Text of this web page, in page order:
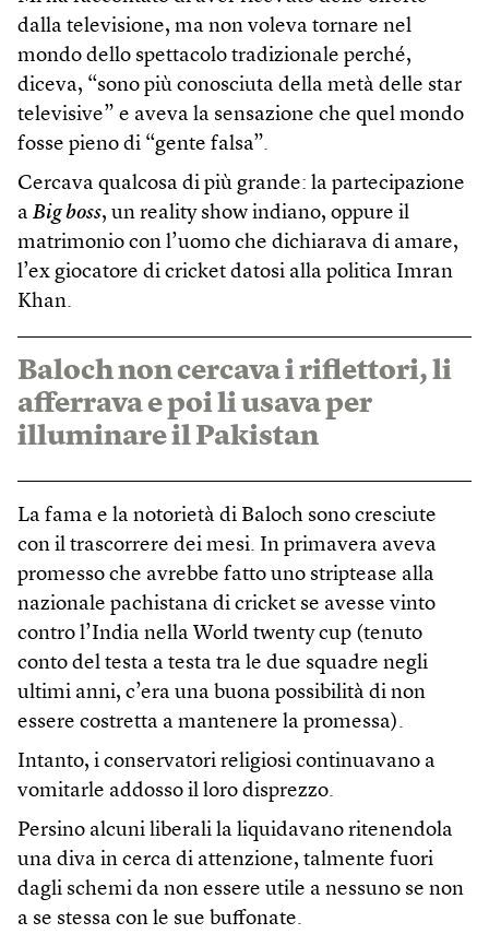
dalla televisione, ma non voleva tornare nel
mondo dello spettacolo tradizionale perché,
diceva, “sono più conosciuta della metà delle star
televisive” e aveva la sensazione che quel mondo
fosse pieno di “gente falsa”.
Cercava qualcosa di più grande: la partecipazione
a Big boss, un reality show indiano, oppure il
matrimonio con l’uomo che dichiarava di amare,
l’ex giocatore di cricket datosi alla politica Imran
Khan.
Baloch non cercava i riflettori, li
afferrava e poi li usava per
illuminare il Pakistan
La fama e la notorietà di Baloch sono cresciute
con il trascorrere dei mesi. In primavera aveva
promesso che avrebbe fatto uno striptease alla
nazionale pachistana di cricket se avesse vinto
contro l’India nella World twenty cup (tenuto
conto del testa a testa tra le due squadre negli
ultimi anni, c’era una buona possibilità di non
essere costretta a mantenere la promessa).
Intanto, i conservatori religiosi continuavano a
vomitarle addosso il loro disprezzo.
Persino alcuni liberali la liquidavano ritenendola
una diva in cerca di attenzione, talmente fuori
dagli schemi da non essere utile a nessuno se non
a se stessa con le sue buffonate.